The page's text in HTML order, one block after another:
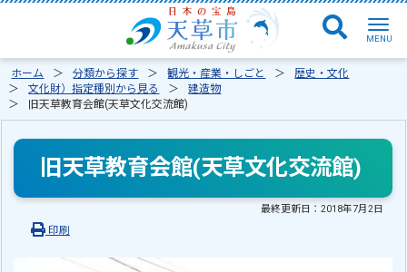
ホーム 分類から探す 観光・産業・しごと
歴史・文化
文化財）指定種別から見る
建造物
旧天草教育会館(天草文化交流館)
旧天草教育会館(天草文化交流館)
最終更新日：2018年7月2日
印刷